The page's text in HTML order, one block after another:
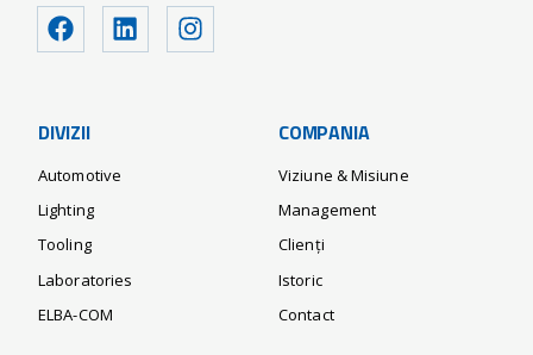
DIVIZII
Automotive
Lighting
Tooling
Laboratories
ELBA-COM
COMPANIA
Viziune & Misiune
Management
Clienți
Istoric
Contact